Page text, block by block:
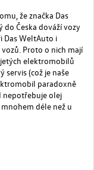
že značka Das
Česka dováží vozy
Das WeltAuto i
Proto o nich mají
elektromobilů
(což je naše
paradoxně
nepotřebuje olej
déle než u